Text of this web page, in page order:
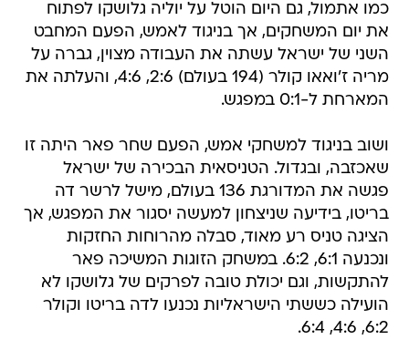
כמו אתמול, גם היום הוטל על יוליה גלושקו לפתוח
את יום המשחקים, אך בניגוד לאמש, הפעם המחבט
השני של ישראל עשתה את העבודה מצוין, גברה על
מריה ז'ואאו קולר (194 בעולם) 2:6, 4:6, והעלתה את
המארחת ל-0:1 במפגש.
ושוב בניגוד למשחקי אמש, הפעם שחר פאר היתה זו
שאכזבה, ובגדול. הטניסאית הבכירה של ישראל
פגשה את המדורגת 136 בעולם, מישל לרשר דה
בריטו, בידיעה שניצחון למעשה יסגור את המפגש, אך
הציגה טניס רע מאוד, סבלה מהרוחות החזקות
ונכנעה 6:1, 6:2. במשחק הזוגות המשיכה פאר
להתקשות, וגם יכולת טובה לפרקים של גלושקו לא
הועילה כששתי הישראליות נכנעו לדה בריטו וקולר
6:2, 4:6, 6:4.